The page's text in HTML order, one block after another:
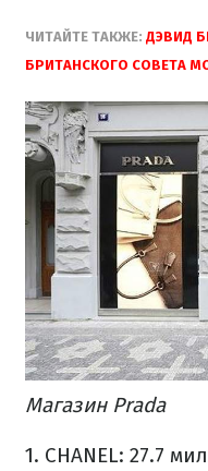
ЧИТАЙТЕ ТАКЖЕ: ДЭВИД
БРИТАНСКОГО СОВЕТА
Магазин Prada
1. CHANEL: 27.7